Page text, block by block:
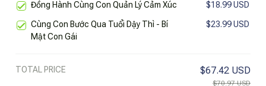
Qua 36 Câu Chuyện Thực Tế
Đồng Hành Cùng Con Quản Lý Cảm Xúc $18.99 USD
Cùng Con Bước Qua Tuổi Dậy Thì - Bí
Mật Con Gái
$23.99 USD
TOTAL PRICE $67.42 USD
$70.97 USD